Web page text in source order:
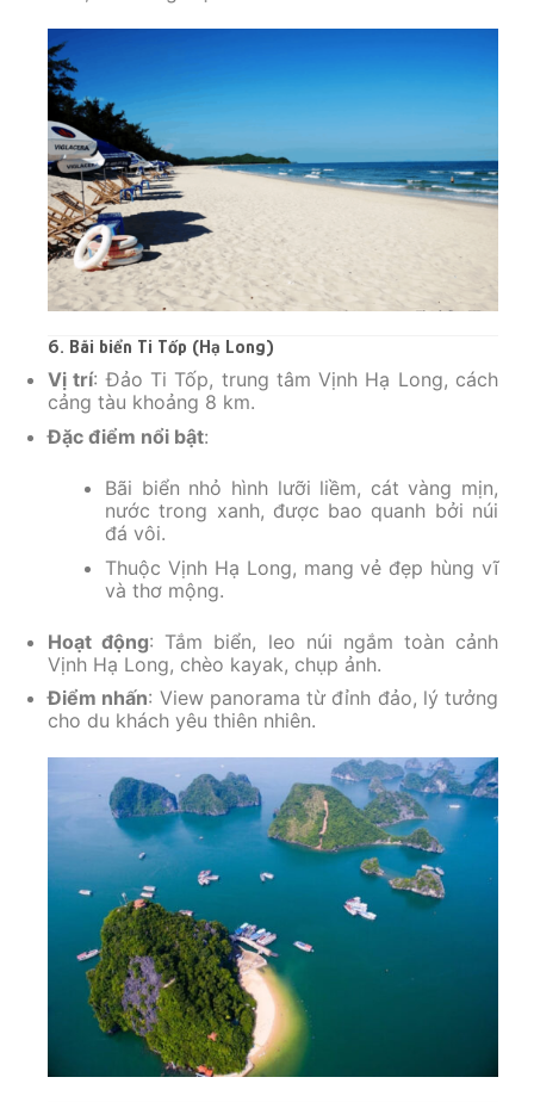
6. Bãi biển Ti Tốp (Hạ Long)
Vị trí: Đảo Ti Tốp, trung tâm Vịnh Hạ Long, cách
cảng tàu khoảng 8 km.
Đặc điểm nổi bật:
Bãi biển nhỏ hình lưỡi liềm, cát vàng mịn,
nước trong xanh, được bao quanh bởi núi
đá vôi.
Thuộc Vịnh Hạ Long, mang vẻ đẹp hùng vĩ
và thơ mộng.
Hoạt động: Tắm biển, leo núi ngắm toàn cảnh
Vịnh Hạ Long, chèo kayak, chụp ảnh.
Điểm nhấn: View panorama từ đỉnh đảo, lý tưởng
cho du khách yêu thiên nhiên.